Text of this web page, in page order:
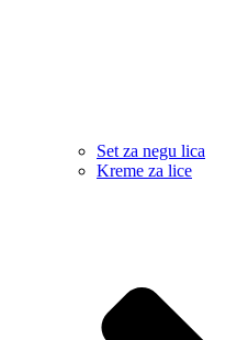
Set za negu lica
Kreme za lice